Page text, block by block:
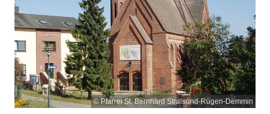
© Pfarrei St. Bernhard Stralsund-Rügen-Demmin